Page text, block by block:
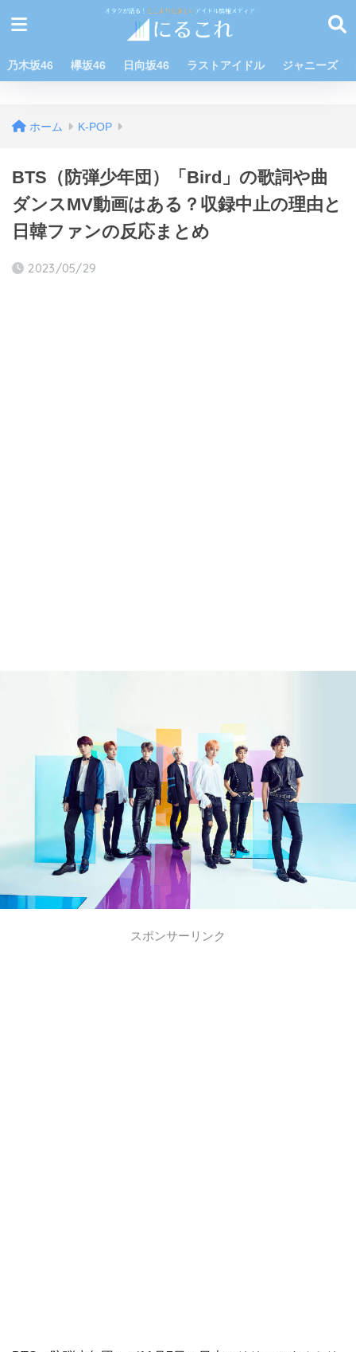
乃木坂46 欅坂46 日向坂46 ラストアイドル ジャニーズ
ホーム K-POP
BTS（防弾少年団）「Bird」の歌詞や曲
ダンスMV動画はある？収録中止の理由と
日韓ファンの反応まとめ
2023/05/29
スポンサーリンク